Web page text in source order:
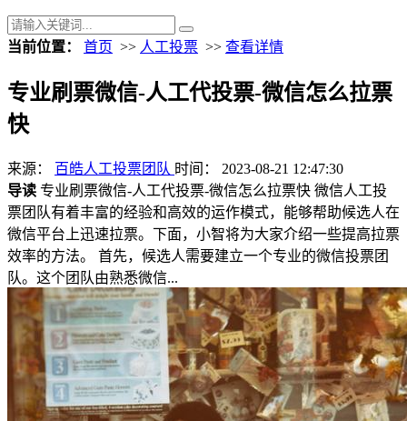
当前位置： 首页 >> 人工投票 >> 查看详情
专业刷票微信-人工代投票-微信怎么拉票
快
来源： 百皓人工投票团队 时间： 2023-08-21 12:47:30
导读 专业刷票微信-人工代投票-微信怎么拉票快 微信人工投
票团队有着丰富的经验和高效的运作模式，能够帮助候选人在
微信平台上迅速拉票。下面，小智将为大家介绍一些提高拉票
效率的方法。 首先，候选人需要建立一个专业的微信投票团
队。这个团队由熟悉微信...